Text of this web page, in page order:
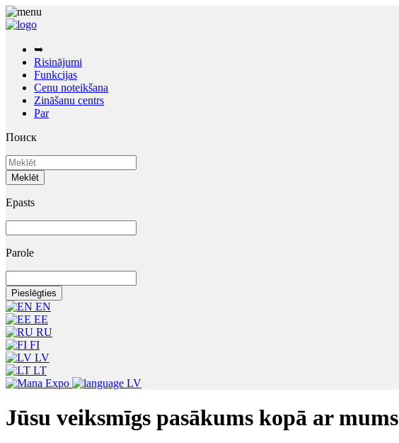
➥
Risinājumi
Funkcijas
Cenu noteikšana
Zināšanu centrs
Par
Поиск
Epasts
Parole
EN
EE
RU
FI
LV
LT
LV
Jūsu veiksmīgs pasākums kopā ar mums